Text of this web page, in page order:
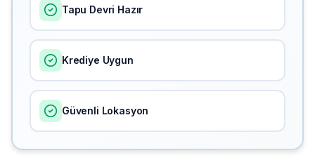
Tapu Devri Hazır
Krediye Uygun
Güvenli Lokasyon